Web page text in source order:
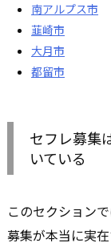
南アルプス市
韮崎市
大月市
都留市
セフレ募集
いている
このセクション
募集が本当に実